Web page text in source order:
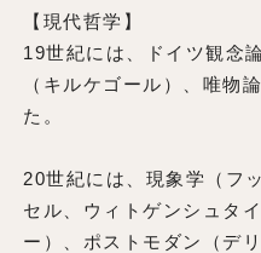
【現代哲学】
19世紀には、ドイツ観念
（キルケゴール）、唯物
た。
20世紀には、現象学（フ
セル、ウィトゲンシュタ
ー）、ポストモダン（デ